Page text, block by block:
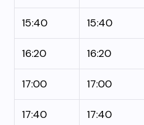
15:40 15:40
16:20 16:20
17:00 17:00
17:40 17:40